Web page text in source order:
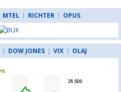
MTEL | RICHTER | OPUS
| DOW JONES | VIX | OLAJ